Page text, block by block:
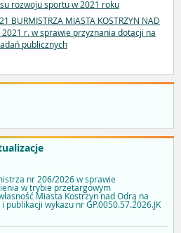
nr 206/2026 w sprawie
w trybie przetargowym
Miasta Kostrzyn nad Odrą na
wykazu nr GP.0050.57.2026.JK
rozwoju sportu w 2021 roku
BURMISTRZA MIASTA KOSTRZYN NAD
2021 r. w sprawie przyznania dotacji na
publicznych